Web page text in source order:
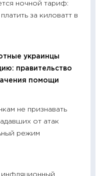
ночной тариф:
за киловатт в
украинцы
правительство
помощи
не признавать
от атак
режим